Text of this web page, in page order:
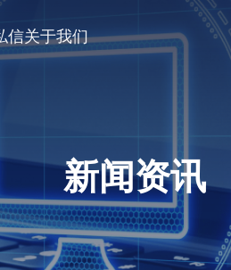
信关于我们
新闻资讯